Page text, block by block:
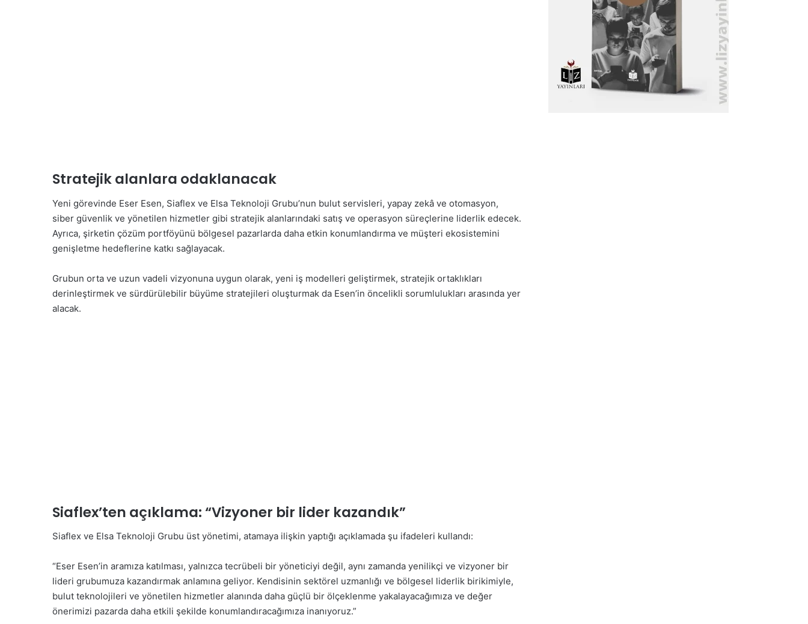
Stratejik alanlara odaklanacak
Yeni görevinde Eser Esen, Siaflex ve Elsa Teknoloji Grubu’nun bulut servisleri, yapay zekâ ve otomasyon,
siber güvenlik ve yönetilen hizmetler gibi stratejik alanlarındaki satış ve operasyon süreçlerine liderlik edecek.
Ayrıca, şirketin çözüm portföyünü bölgesel pazarlarda daha etkin konumlandırma ve müşteri ekosistemini
genişletme hedeflerine katkı sağlayacak.
Grubun orta ve uzun vadeli vizyonuna uygun olarak, yeni iş modelleri geliştirmek, stratejik ortaklıkları
derinleştirmek ve sürdürülebilir büyüme stratejileri oluşturmak da Esen’in öncelikli sorumlulukları arasında yer
alacak.
Siaflex’ten açıklama: “Vizyoner bir lider kazandık”
Siaflex ve Elsa Teknoloji Grubu üst yönetimi, atamaya ilişkin yaptığı açıklamada şu ifadeleri kullandı:
“Eser Esen’in aramıza katılması, yalnızca tecrübeli bir yöneticiyi değil, aynı zamanda yenilikçi ve vizyoner bir
lideri grubumuza kazandırmak anlamına geliyor. Kendisinin sektörel uzmanlığı ve bölgesel liderlik birikimiyle,
bulut teknolojileri ve yönetilen hizmetler alanında daha güçlü bir ölçeklenme yakalayacağımıza ve değer
önerimizi pazarda daha etkili şekilde konumlandıracağımıza inanıyoruz.”